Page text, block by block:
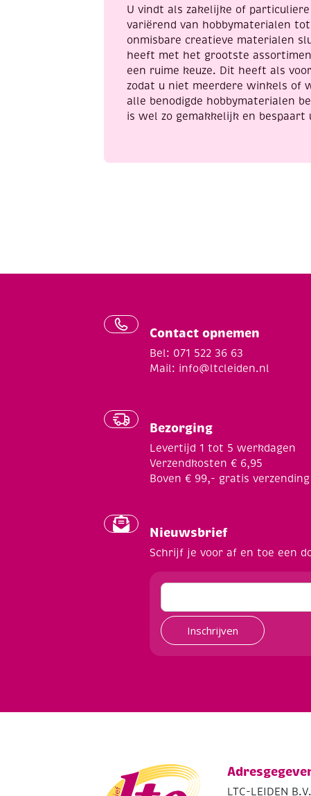
U vindt als zakelijke of
variërend van hobbymaterialen
onmisbare creatieve materialen
heeft met het grootste
een ruime keuze. Dit heeft als
zodat u niet meerdere winkels of
alle benodigde hobbymaterialen
is wel zo gemakkelijk en bespaart
Contact opnemen
Bel: 071 522 36 63
Mail: info@ltcleiden.nl
Bezorging
Levertijd 1 tot 5 werkdagen
Verzendkosten € 6,95
Boven € 99,- gratis verzending
Nieuwsbrief
Schrijf je voor af en toe een
Inschrijven
LTC-LEIDEN B.V.